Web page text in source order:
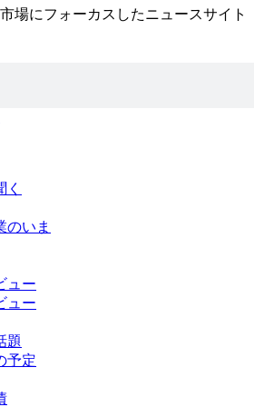
場にフォーカスしたニュースサイト
く
のいま
ュー
ュー
題
予定